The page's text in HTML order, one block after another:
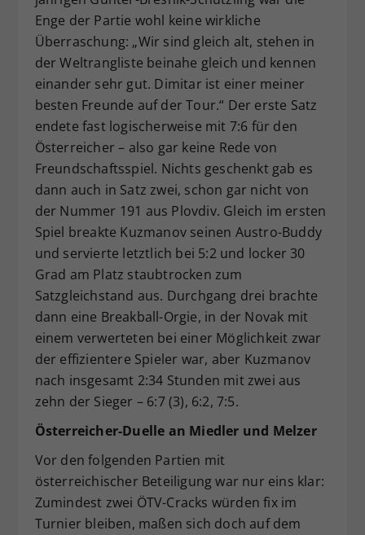
Enge der Partie wohl keine wirkliche
Überraschung: „Wir sind gleich alt, stehen in
der Weltrangliste beinahe gleich und kennen
einander sehr gut. Dimitar ist einer meiner
besten Freunde auf der Tour.“ Der erste Satz
endete fast logischerweise mit 7:6 für den
Österreicher – also gar keine Rede von
Freundschaftsspiel. Nichts geschenkt gab es
dann auch in Satz zwei, schon gar nicht von
der Nummer 191 aus Plovdiv. Gleich im ersten
Spiel breakte Kuzmanov seinen Austro-Buddy
und servierte letztlich bei 5:2 und locker 30
Grad am Platz staubtrocken zum
Satzgleichstand aus. Durchgang drei brachte
dann eine Breakball-Orgie, in der Novak mit
einem verwerteten bei einer Möglichkeit zwar
der effizientere Spieler war, aber Kuzmanov
nach insgesamt 2:34 Stunden mit zwei aus
zehn der Sieger – 6:7 (3), 6:2, 7:5.
Österreicher-Duelle an Miedler und Melzer
Vor den folgenden Partien mit
österreichischer Beteiligung war nur eins klar:
Zumindest zwei ÖTV-Cracks würden fix im
Turnier bleiben, maßen sich doch auf dem